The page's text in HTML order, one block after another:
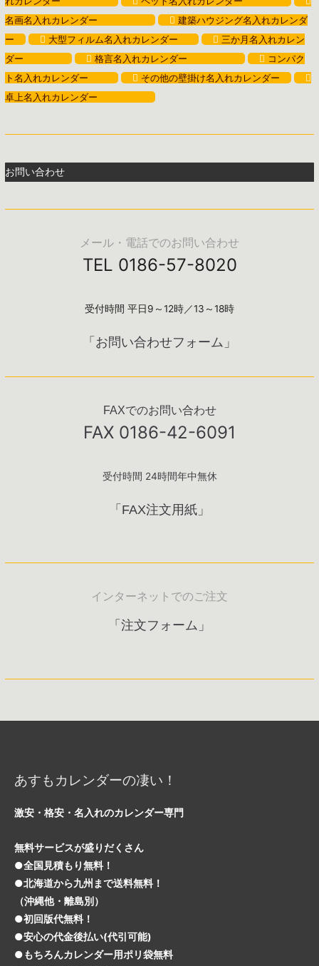
名画名入れカレンダー
建築ハウジング名入れカレンダ
ー
大型フィルム名入れカレンダー
三か月名入れカレン
ダー
格言名入れカレンダー
コンパク
ト名入れカレンダー
その他の壁掛け名入れカレンダー
卓上名入れカレンダー
お問い合わせ
メール・電話でのお問い合わせ
TEL 0186-57-8020
受付時間 平日9～12時／13～18時
「お問い合わせフォーム」
FAXでのお問い合わせ
FAX 0186-42-6091
受付時間 24時間年中無休
「FAX注文用紙」
インターネットでのご注文
「注文フォーム」
あすもカレンダーの凄い！
激安・格安・名入れのカレンダー専門
無料サービスが盛りだくさん
●全国見積もり無料！
●北海道から九州まで送料無料！
（沖縄他・離島別）
●初回版代無料！
●安心の代金後払い(代引可能)
●もちろんカレンダー用ポリ袋無料